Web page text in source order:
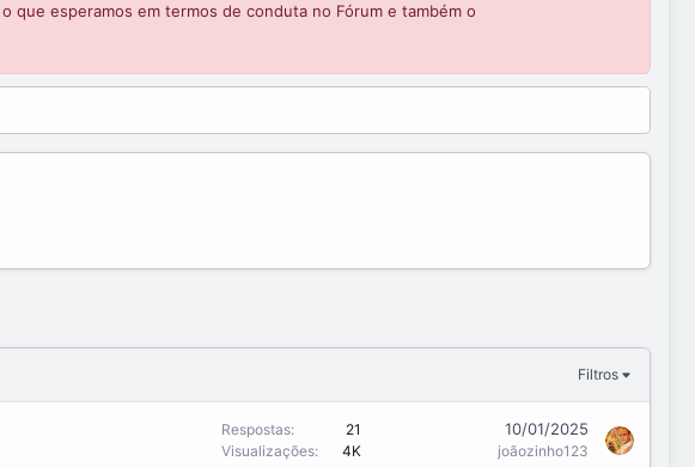
que esperamos em termos de conduta no Fórum e também o
Filtros
Respostas
21
Visualizações
4K
10/01/2025
joãozinho123